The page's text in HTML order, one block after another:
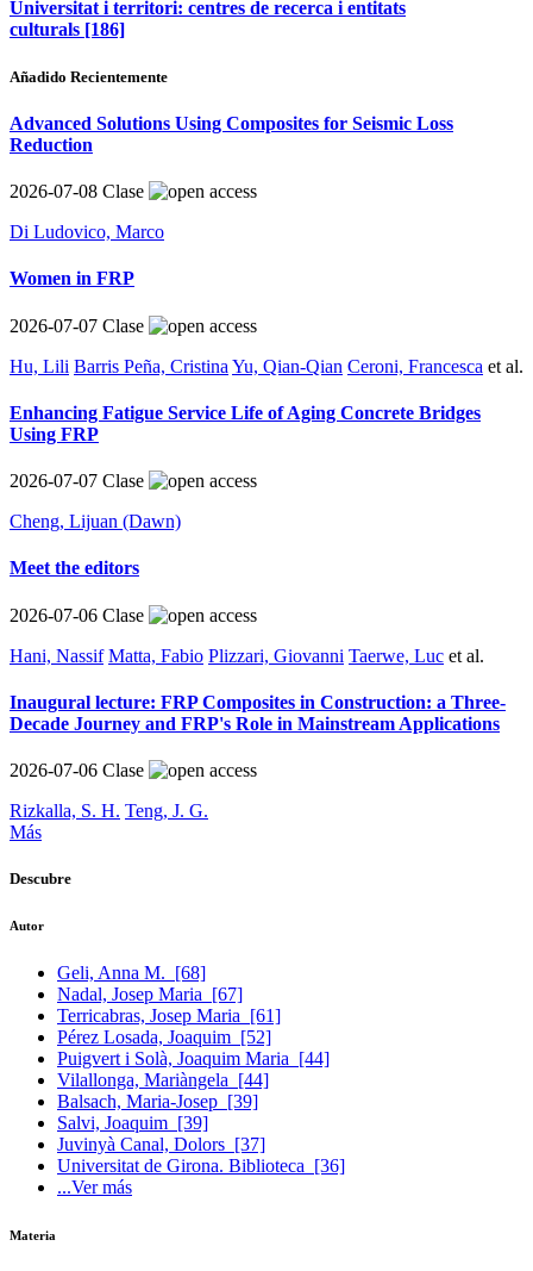
Universitat i territori: centres de recerca i entitats
culturals [186]
Añadido Recientemente
Advanced Solutions Using Composites for Seismic Loss
Reduction
2026-07-08 Clase
Di Ludovico, Marco
Women in FRP
2026-07-07 Clase
Hu, Lili Barris Peña, Cristina Yu, Qian-Qian Ceroni, Francesca et al.
Enhancing Fatigue Service Life of Aging Concrete Bridges
Using FRP
2026-07-07 Clase
Cheng, Lijuan (Dawn)
Meet the editors
2026-07-06 Clase
Hani, Nassif Matta, Fabio Plizzari, Giovanni Taerwe, Luc et al.
Inaugural lecture: FRP Composites in Construction: a Three-
Decade Journey and FRP's Role in Mainstream Applications
2026-07-06 Clase
Rizkalla, S. H. Teng, J. G.
Más
Descubre
Autor
Geli, Anna M. [68]
Nadal, Josep Maria [67]
Terricabras, Josep Maria [61]
Pérez Losada, Joaquim [52]
Puigvert i Solà, Joaquim Maria [44]
Vilallonga, Mariàngela [44]
Balsach, Maria-Josep [39]
Salvi, Joaquim [39]
Juvinyà Canal, Dolors [37]
Universitat de Girona. Biblioteca [36]
...Ver más
Materia